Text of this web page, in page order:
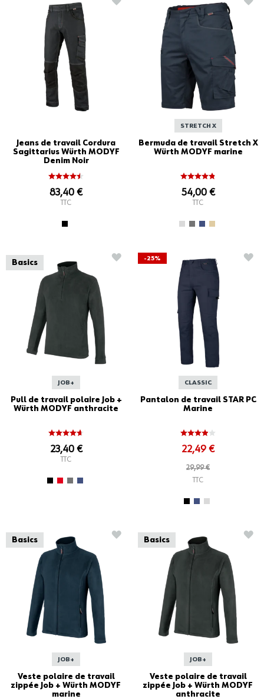
Jeans de travail Cordura
Sagittarius Würth MODYF
Denim Noir
83,40 €
TTC
STRETCH X
Bermuda de travail Stretch X
Würth MODYF marine
54,00 €
TTC
Basics
JOB+
Pull de travail polaire Job +
Würth MODYF anthracite
23,40 €
TTC
AJOUTER À LA LISTE D'ACHATS
-25%
CLASSIC
Pantalon de travail STAR PC
Marine
22,49 €
29,99 €
TTC
Basics
JOB+
Veste polaire de travail
zippée Job + Würth MODYF
marine
AJOUTER À LA LISTE D'ACHATS
Basics
JOB+
Veste polaire de travail
zippée Job + Würth MODYF
anthracite